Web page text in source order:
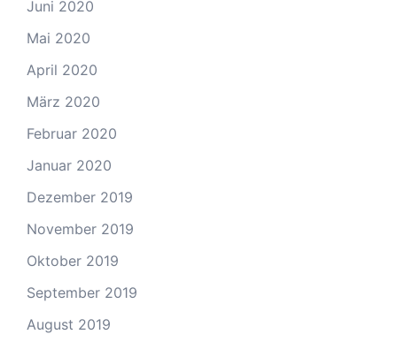
Juni 2020
Mai 2020
April 2020
März 2020
Februar 2020
Januar 2020
Dezember 2019
November 2019
Oktober 2019
September 2019
August 2019